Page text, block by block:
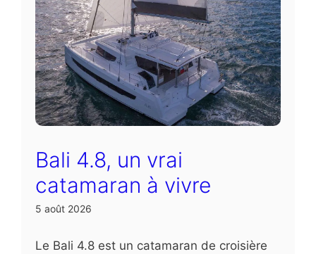
Bali 4.8, un vrai
catamaran à vivre
5 août 2026
Le Bali 4.8 est un catamaran de croisière